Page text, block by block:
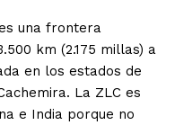
una frontera
km (2.175 millas) a
en los estados de
La ZLC es
e India porque no